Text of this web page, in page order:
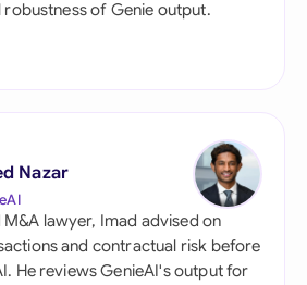
robustness of Genie output.
Nazar
lawyer, Imad advised on
and contractual risk before
He reviews GenieAI's output for